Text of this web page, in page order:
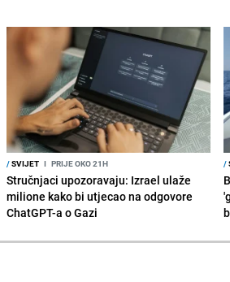
/SVIJET I PRIJE OKO 21H
Stručnjaci upozoravaju: Izrael ulaže
milione kako bi utjecao na odgovore
ChatGPT-a o Gazi
/